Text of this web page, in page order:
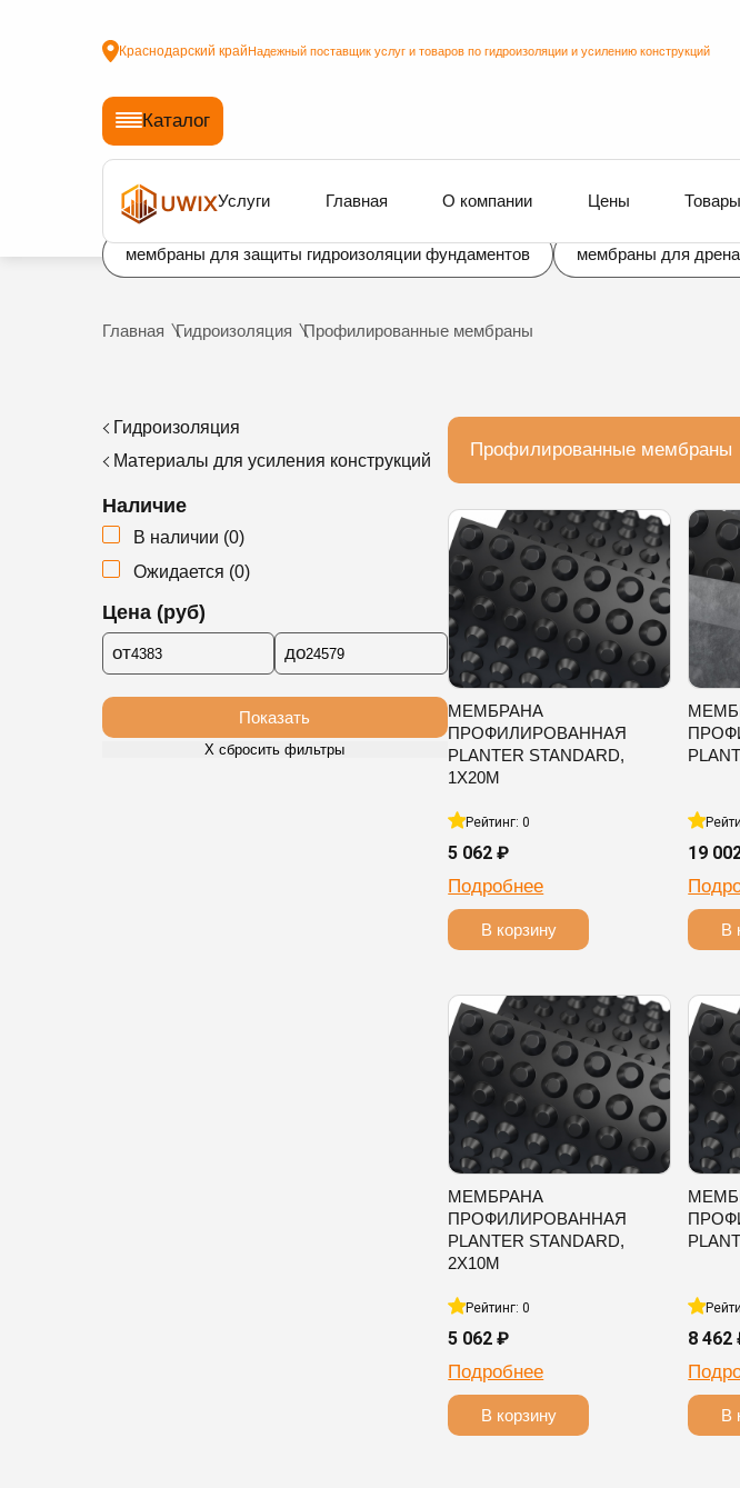
Краснодарский крайНадежный поставщик услуг и товаров по гидроизоляции и усилению конструкций
Каталог
Услуги Главная О компании Цены Товары
мембраны для защиты гидроизоляции фундаментов мембраны для
Главная Гидроизоляция Профилированные мембраны
Гидроизоляция
Материалы для усиления конструкций
Наличие
В наличии (0)
Ожидается (0)
Цена (руб)
от до
Показать
Х сбросить фильтры
Профилированные мембраны
МЕМБРАНА
ПРОФИЛИРОВАННАЯ
PLANTER STANDARD,
1Х20М
Рейтинг: 0
5 062 ₽
Подробнее
В корзину
19
В
МЕМБРАНА
ПРОФИЛИРОВАННАЯ
PLANTER STANDARD,
2Х10М
Рейтинг: 0
5 062 ₽
Подробнее
В корзину
8 462
В